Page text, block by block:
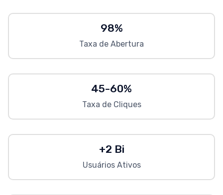
98%
Taxa de Abertura
45-60%
Taxa de Cliques
+2 Bi
Usuários Ativos